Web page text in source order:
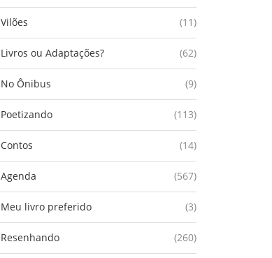
Vilões (11)
Livros ou Adaptações? (62)
No Ônibus (9)
Poetizando (113)
Contos (14)
Agenda (567)
Meu livro preferido (3)
Resenhando (260)